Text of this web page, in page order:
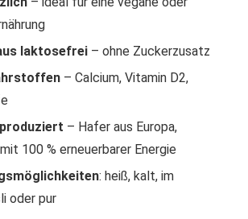
laktosefrei – ohne Zuckerzusatz
– Calcium, Vitamin D2,
– Hafer aus Europa,
100 % erneuerbarer Energie
: heiß, kalt, im
oder pur